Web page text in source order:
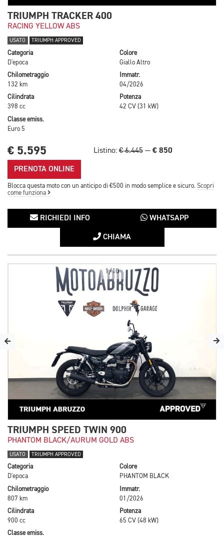
TRIUMPH TRACKER 400
RACING YELLOW ABS
USATO TRIUMPH APPROVED
Categoria
D'epoca
Colore
Giallo Altro
Chilometraggio
132 km
Immatr.
04/2026
Cilindrata
398 cc
Potenza
42 CV (31 kW)
Classe emiss.
Euro 5
€ 5.595 Listino:€ 6.445 — € 850
PRENOTA ONLINE
Blocca questa moto con un anticipo di €500 in modo semplice e sicuro. Scopri
come funziona
RICHIEDI INFO WHATSAPP
CHIAMA
1/10
TRIUMPH SPEED TWIN 900
PHANTOM BLACK/AURUM GOLD ABS
USATO TRIUMPH APPROVED
Categoria
D'epoca
Colore
PHANTOM BLACK
Chilometraggio
807 km
Immatr.
01/2026
Cilindrata
900 cc
Potenza
65 CV (48 kW)
Classe emiss.